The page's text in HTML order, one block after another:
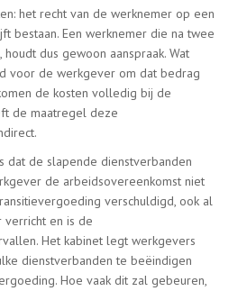
het recht van de werknemer op een
bestaan. Een werknemer die na twee
dus gewoon aanspraak. Wat
voor de werkgever om dat bedrag
de kosten volledig bij de
de maatregel deze
dat de slapende dienstverbanden
de arbeidsovereenkomst niet
verschuldigd, ook al
en is de
Het kabinet legt werkgevers
dienstverbanden te beëindigen
Hoe vaak dit zal gebeuren,